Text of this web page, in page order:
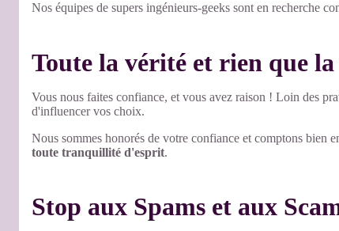
Nos équipes de supers ingénieurs-geeks sont en recherche
Toute la vérité et rien que
Vous nous faites confiance, et vous avez raison ! Loin des
d'influencer vos choix.
Nous sommes honorés de votre confiance et comptons bien
toute tranquillité d'esprit.
Stop aux Spams et aux